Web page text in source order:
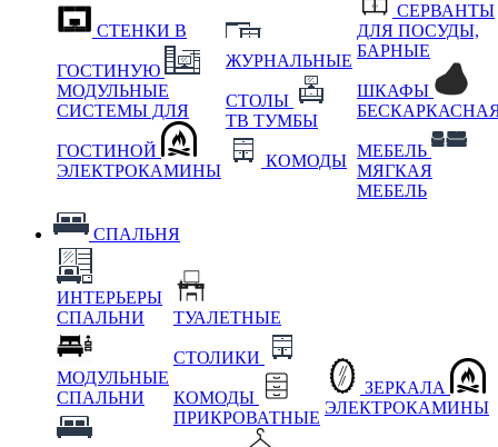
СТЕНКИ В
ГОСТИНУЮ
МОДУЛЬНЫЕ
СИСТЕМЫ ДЛЯ
ГОСТИНОЙ
ЭЛЕКТРОКАМИНЫ
ЖУРНАЛЬНЫЕ
СТОЛЫ
ТВ ТУМБЫ
КОМОДЫ
СЕРВАНТЫ
ДЛЯ ПОСУДЫ,
БАРНЫЕ
ШКАФЫ
МЕБЕЛЬ
МЯГКАЯ
МЕБЕЛЬ
СПАЛЬНЯ
ИНТЕРЬЕРЫ
СПАЛЬНИ
МОДУЛЬНЫЕ
СПАЛЬНИ
ТУАЛЕТНЫЕ
СТОЛИКИ
КОМОДЫ
ПРИКРОВАТНЫЕ
ЗЕРКАЛА
ЭЛЕКТРОКАМИНЫ